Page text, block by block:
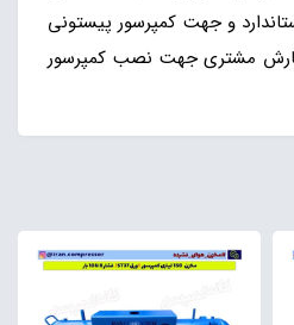
و جهت کمپرسور پیستونی
مشتری جهت نصب کمپرسور